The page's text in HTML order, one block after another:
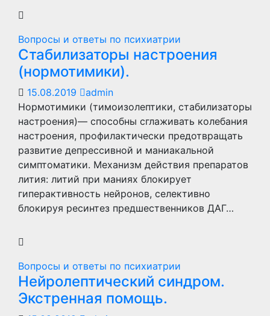
Вопросы и ответы по психиатрии
Стабилизаторы настроения
(нормотимики).
15.08.2019
admin
Нормотимики (тимоизолептики, стабилизаторы
настроения)— способны сглаживать колебания
настроения, профилактически предотвращать
развитие депрессивной и маниакальной
симптоматики. Механизм действия препаратов
лития: литий при маниях блокирует
гиперактивность нейронов, селективно
блокируя ресинтез предшественников ДАГ…
Вопросы и ответы по психиатрии
Нейролептический синдром.
Экстренная помощь.